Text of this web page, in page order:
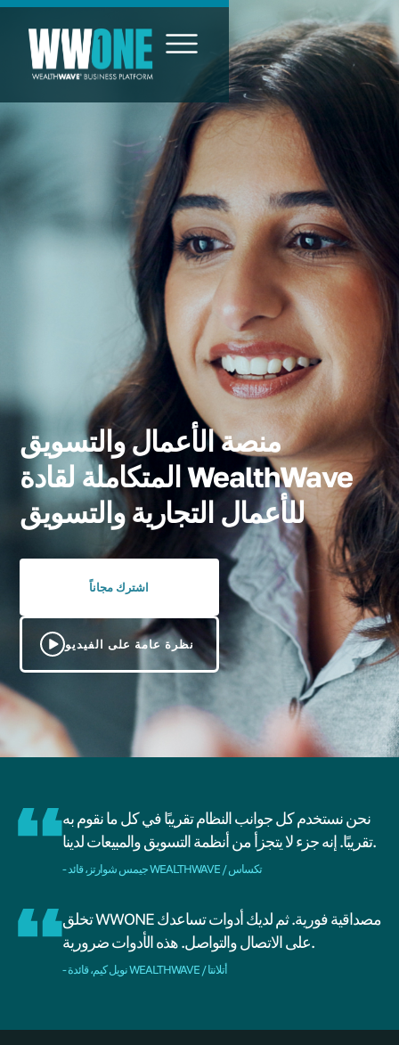
منصة الأعمال والتسويق
المتكاملة لقادة WealthWave
للأعمال التجارية والتسويق
اشترك مجاناً
نظرة عامة على الفيديو
نحن نستخدم كل جوانب النظام تقريبًا في كل ما نقوم به
تقريبًا. إنه جزء لا يتجزأ من أنظمة التسويق والمبيعات لدينا.
- جيمس شوارتز، قائد WEALTHWAVE / تكساس
تخلق WWONE مصداقية فورية. ثم لديك أدوات تساعدك
على الاتصال والتواصل. هذه الأدوات ضرورية.
- نويل كيم، قائدة WEALTHWAVE / أتلانتا